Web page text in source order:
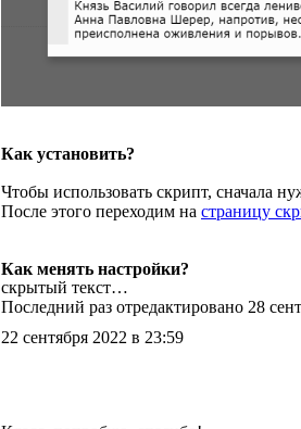
Как установить?
Чтобы использовать скрипт, сначала
После этого переходим на страницу
Как менять настройки?
скрытый текст…
Последний раз отредактировано 28
22 сентября 2022 в 23:59